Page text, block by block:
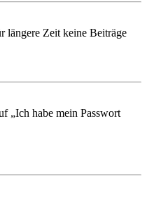
längere Zeit keine Beiträge
„Ich habe mein Passwort